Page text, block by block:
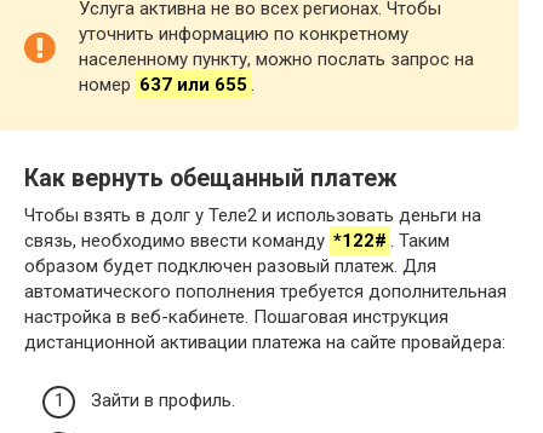
Услуга активна не во всех регионах. Чтобы
уточнить информацию по конкретному
населенному пункту, можно послать запрос на
номер 637 или 655 .
Как вернуть обещанный платеж
Чтобы взять в долг у Теле2 и использовать деньги на
связь, необходимо ввести команду *122# . Таким
образом будет подключен разовый платеж. Для
автоматического пополнения требуется дополнительная
настройка в веб-кабинете. Пошаговая инструкция
дистанционной активации платежа на сайте провайдера:
Зайти в профиль.